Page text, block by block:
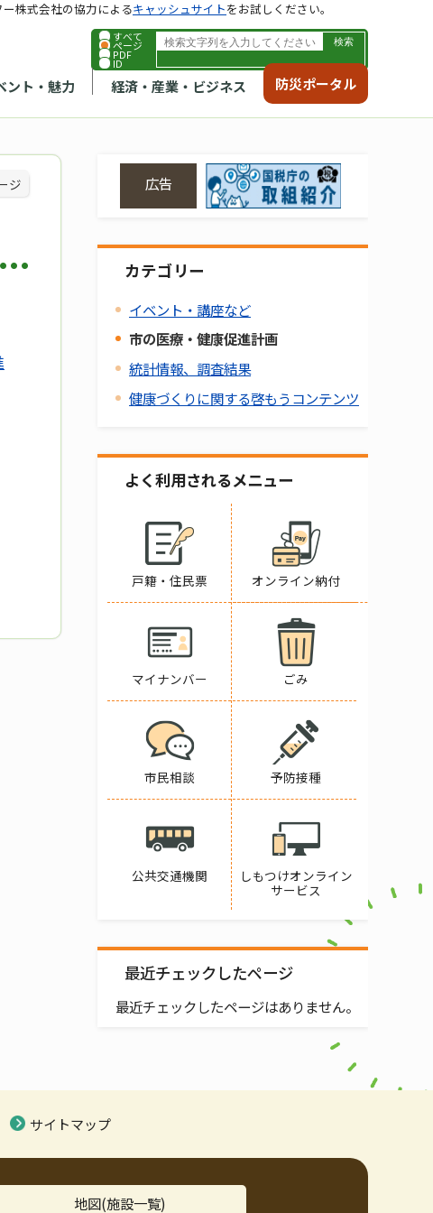
すべて
ページ
PDF
ID
ント・魅力 経済・産業・ビジネス 防災ポータル
株式会社の協力によるキャッシュサイトをお試しください。
ジ 広告
カテゴリー
イベント・講座など
市の医療・健康促進計画
統計情報、調査結果
健康づくりに関する啓もうコンテンツ
よく利用されるメニュー
戸籍・住民票 オンライン納付
マイナンバー ごみ
市民相談 予防接種
公共交通機関
しもつけオンライン
サービス
最近チェックしたページ
最近チェックしたページはありません。
サイトマップ
地図(施設一覧)